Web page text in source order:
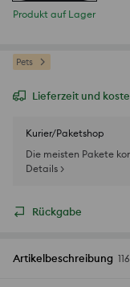
Produkt auf Lager
Pets
Lieferzeit und
Kurier/Paketshop
Die meisten Pakete
Details >
Rückgabe
Artikelbeschreibung